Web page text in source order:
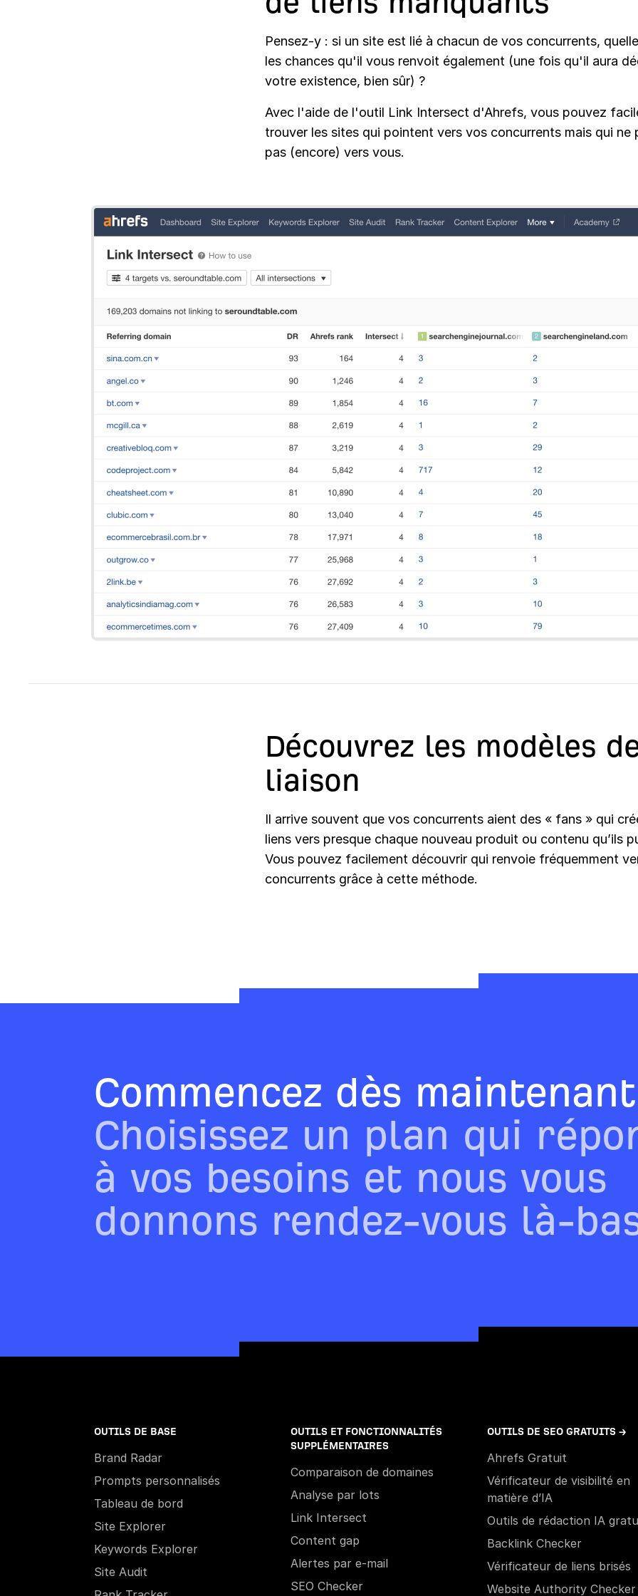
Pensez-y : si un site est lié à chacun de vos concurrents,
les chances qu'il vous renvoit également (une fois qu'il aura
votre existence, bien sûr) ?
Avec l'aide de l'outil Link Intersect d'Ahrefs, vous pouvez
trouver les sites qui pointent vers vos concurrents mais qui ne
pas (encore) vers vous.
Découvrez les modèles
liaison
Il arrive souvent que vos concurrents aient des « fans » qui
liens vers presque chaque nouveau produit ou contenu qu’ils
Vous pouvez facilement découvrir qui renvoie fréquemment
concurrents grâce à cette méthode.
Commencez dès
Choisissez un plan qui
à vos besoins et nous vous
donnons rendez-vous là-
OUTILS DE BASE
Brand Radar
Prompts personnalisés
Tableau de bord
Site Explorer
Keywords Explorer
Site Audit
OUTILS ET FONCTIONNALITÉS
SUPPLÉMENTAIRES
Comparaison de domaines
Analyse par lots
Link Intersect
Content gap
Alertes par e-mail
SEO Checker
OUTILS DE SEO GRATUITS →
Ahrefs Gratuit
Vérificateur de visibilité en
matière d’IA
Outils de rédaction IA
Backlink Checker
Vérificateur de liens brisés
Website Authority Checker